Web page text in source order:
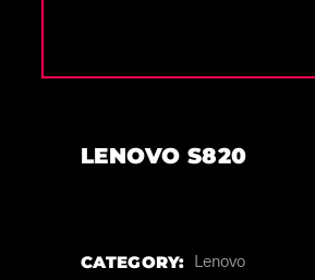
LENOVO S820
CATEGORY: Lenovo